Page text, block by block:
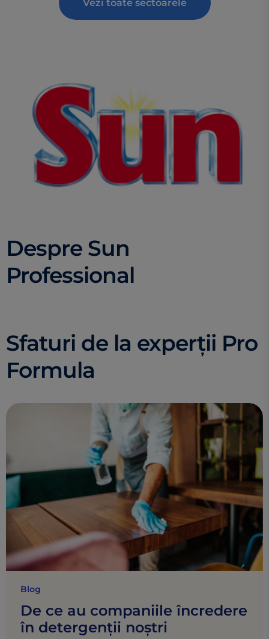
Vezi toate sectoarele
Despre Sun
Professional
Sfaturi de la experții Pro
Formula
Blog
De ce au companiile încredere
în detergenții noștri